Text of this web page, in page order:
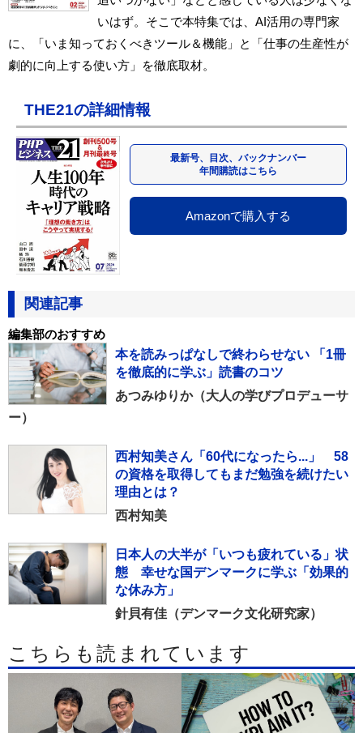
いはず。そこで本特集では、AI活用の専門家
に、「いま知っておくべきツール＆機能」と「仕事の生産性が
劇的に向上する使い方」を徹底取材。
THE21の詳細情報
最新号、目次、バックナンバー
年間購読はこちら
Amazonで購入する
関連記事
編集部のおすすめ
本を読みっぱなしで終わらせない 「1冊
を徹底的に学ぶ」読書のコツ
あつみゆりか（大人の学びプロデューサ
ー）
西村知美さん「60代になったら...」 58
の資格を取得してもまだ勉強を続けたい
理由とは？
西村知美
日本人の大半が「いつも疲れている」状
態 幸せな国デンマークに学ぶ「効果的
な休み方」
針貝有佳（デンマーク文化研究家）
こちらも読まれています